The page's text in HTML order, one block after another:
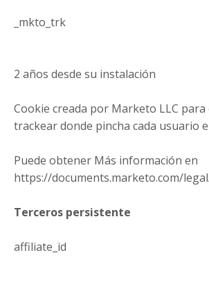
_mkto_trk
2 años desde su instalación
Cookie creada por Marketo LLC para
trackear donde pincha cada usuario
Puede obtener Más información en
https://documents.marketo.com/
Terceros persistente
affiliate_id